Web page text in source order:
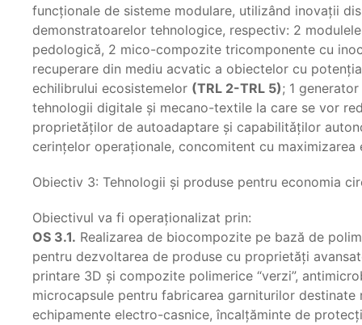
funcţionale de sisteme modulare, utilizând inovaţii
demonstratoarelor tehnologice, respectiv: 2
pedologicǎ, 2 mico-compozite tricomponente cu
recuperare din mediu acvatic a obiectelor cu
echilibrului ecosistemelor (TRL 2-TRL 5); 1
tehnologii digitale şi mecano-textile la care se vor
proprietǎţilor de autoadaptare şi capabilitǎţilor
cerinţelor operaţionale, concomitent cu
Obiectiv 3: Tehnologii şi produse pentru economia
Obiectivul va fi operaționalizat prin:
OS 3.1. Realizarea de biocompozite pe bază de
pentru dezvoltarea de produse cu proprietăţi
printare 3D şi compozite polimerice “verzi”,
microcapsule pentru fabricarea garniturilor
echipamente electro-casnice, încalţăminte de